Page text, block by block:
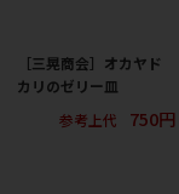
［三晃商会］オカヤド
カリのゼリー皿
参考上代
750円